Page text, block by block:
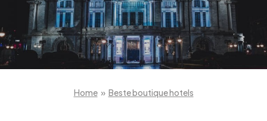
Home » Beste boutique hotels